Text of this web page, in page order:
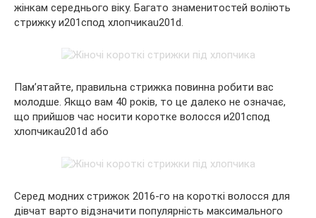
жінкам середнього віку. Багато знаменитостей воліють
стрижку и201спод хлопчикаu201d.
Пам’ятайте, правильна стрижка повинна робити вас
молодше. Якщо вам 40 років, то це далеко не означає,
що прийшов час носити коротке волосся и201спод
хлопчикаu201d або
Серед модних стрижок 2016-го на короткі волосся для
дівчат варто відзначити популярність максимального